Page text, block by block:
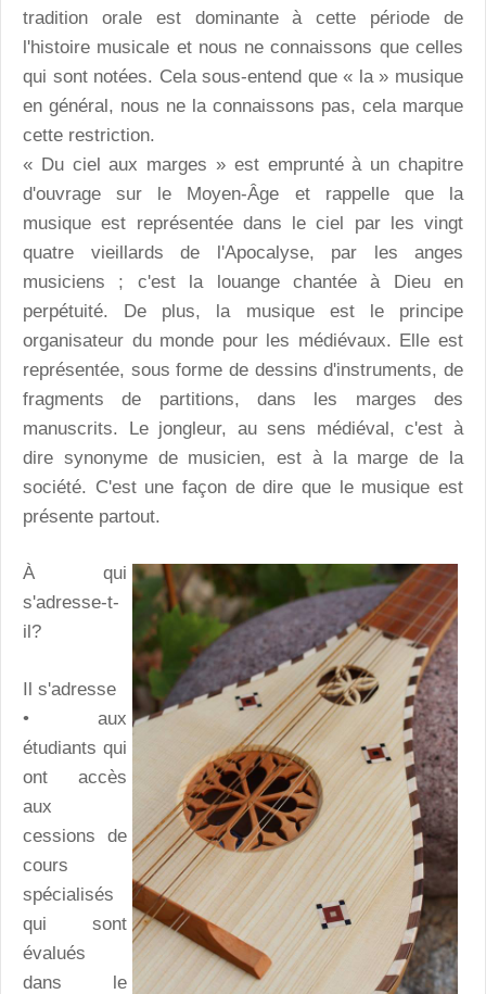
tradition orale est dominante à cette période de
l'histoire musicale et nous ne connaissons que celles
qui sont notées. Cela sous-entend que « la » musique
en général, nous ne la connaissons pas, cela marque
cette restriction.
« Du ciel aux marges » est emprunté à un chapitre
d'ouvrage sur le Moyen-Âge et rappelle que la
musique est représentée dans le ciel par les vingt
quatre vieillards de l'Apocalyse, par les anges
musiciens ; c'est la louange chantée à Dieu en
perpétuité. De plus, la musique est le principe
organisateur du monde pour les médiévaux. Elle est
représentée, sous forme de dessins d'instruments, de
fragments de partitions, dans les marges des
manuscrits. Le jongleur, au sens médiéval, c'est à
dire synonyme de musicien, est à la marge de la
société. C'est une façon de dire que le musique est
présente partout.
À qui
s'adresse-t-
il?
Il s'adresse
• aux
étudiants qui
ont accès
aux
cessions de
cours
spécialisés
qui sont
évalués
dans le